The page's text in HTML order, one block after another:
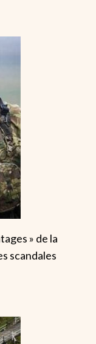
» de la
scandales